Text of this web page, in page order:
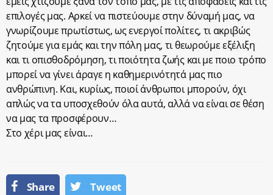
επιλογές μας. Αρκεί να πιστεύουμε στην δύναμή μας, να
γνωρίζουμε πρωτίστως, ως ενεργοί πολίτες, τι ακριβώς
ζητούμε για εμάς και την πόλη μας, τι θεωρούμε εξέλιξη
και τι οπισθοδρόμηση, τι ποιότητα ζωής και με ποιο τρόπο
μπορεί να γίνει άραγε η καθημερινότητά μας πιο
ανθρώπινη. Και, κυρίως, ποιοί άνθρωποι μπορούν, όχι
απλώς να τα υποσχεθούν όλα αυτά, αλλά να είναι σε θέση
να μας τα προσφέρουν…
Στο χέρι μας είναι…
Share Tweet